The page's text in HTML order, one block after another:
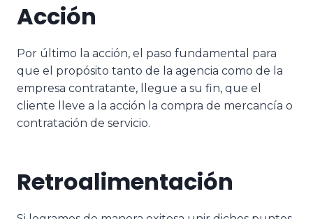
Acción
Por último la acción, el paso fundamental para
que el propósito tanto de la agencia como de la
empresa contratante, llegue a su fin, que el
cliente lleve a la acción la compra de mercancía o
contratación de servicio.
Retroalimentación